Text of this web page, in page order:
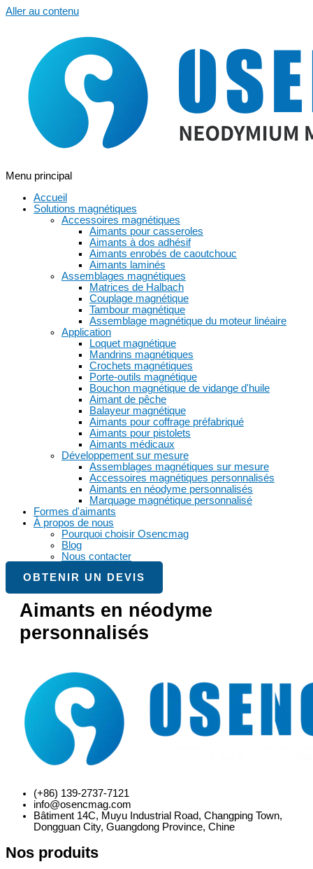
Aller au contenu
Menu principal
Accueil
Solutions magnétiques
Accessoires magnétiques
Aimants pour casseroles
Aimants à dos adhésif
Aimants enrobés de caoutchouc
Aimants laminés
Assemblages magnétiques
Matrices de Halbach
Couplage magnétique
Tambour magnétique
Assemblage magnétique du moteur linéaire
Application
Loquet magnétique
Mandrins magnétiques
Crochets magnétiques
Porte-outils magnétique
Bouchon magnétique de vidange d'huile
Aimant de pêche
Balayeur magnétique
Aimants pour coffrage préfabriqué
Aimants pour pistolets
Aimants médicaux
Développement sur mesure
Assemblages magnétiques sur mesure
Accessoires magnétiques personnalisés
Aimants en néodyme personnalisés
Marquage magnétique personnalisé
Formes d'aimants
À propos de nous
Pourquoi choisir Osencmag
Blog
Nous contacter
OBTENIR UN DEVIS
Aimants en néodyme
personnalisés
(+86) 139-2737-7121
info@osencmag.com
Bâtiment 14C, Muyu Industrial Road, Changping Town,
Dongguan City, Guangdong Province, Chine
Nos produits